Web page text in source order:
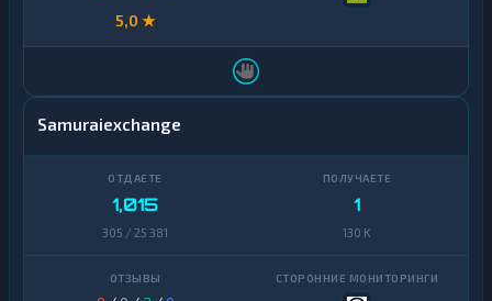
5,0 ★
Samuraiexchange
1,015
305 / 25 381
1
130 K